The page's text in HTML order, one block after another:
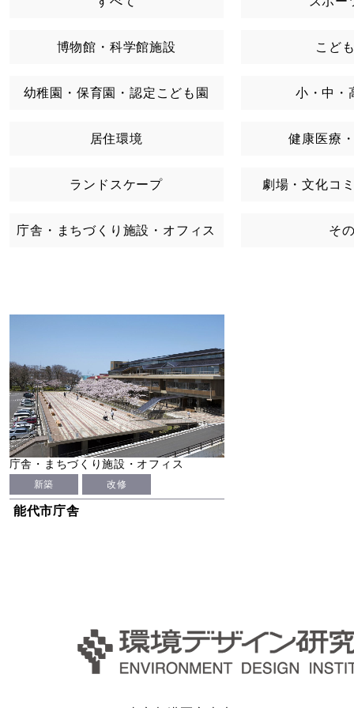
博物館・科学館施設 こど
幼稚園・保育園・認定こども園 小・中・
居住環境 健康医療
ランドスケープ 劇場・文化コ
庁舎・まちづくり施設・オフィス そ
庁舎・まちづくり施設・オフィス
新築 改修
能代市庁舎